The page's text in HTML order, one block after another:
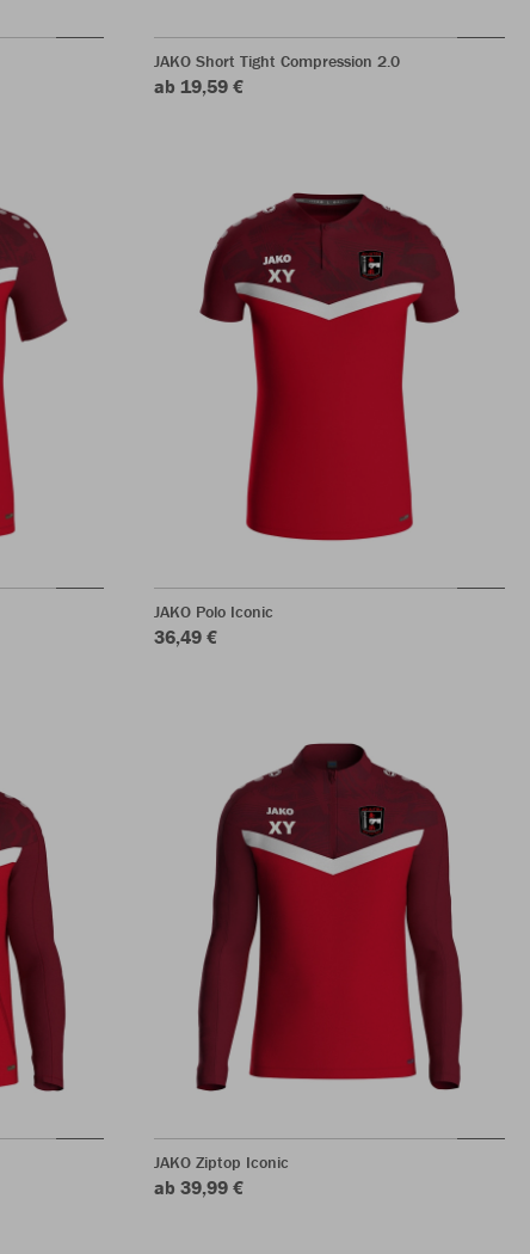
JAKO Short Tight Compression 2.0
ab 19,59 €
JAKO Polo Iconic
36,49 €
JAKO Ziptop Iconic
ab 39,99 €